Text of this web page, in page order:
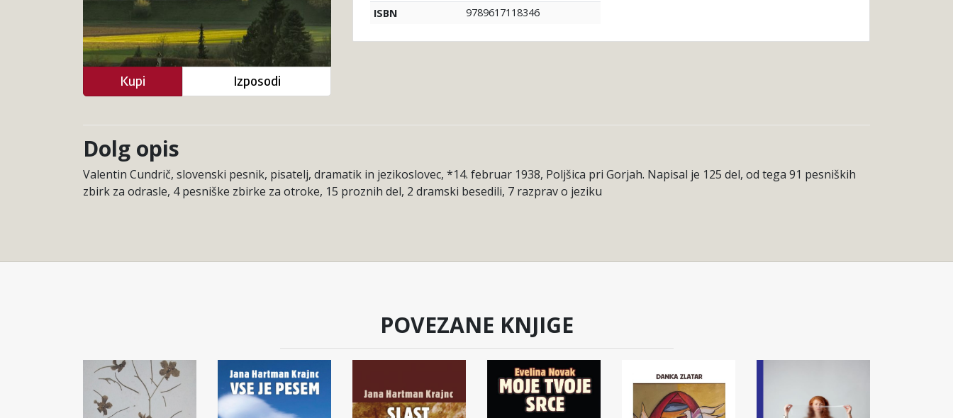
ISBN
9789617118346
Kupi Izposodi
Dolg opis
Valentin Cundrič, slovenski pesnik, pisatelj, dramatik in jezikoslovec, *14. februar 1938, Poljšica pri Gorjah. Napisal je 125 del, od tega 91 pesniških
zbirk za odrasle, 4 pesniške zbirke za otroke, 15 proznih del, 2 dramski besedili, 7 razprav o jeziku
POVEZANE KNJIGE